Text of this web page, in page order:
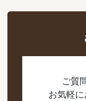
ご質
お気軽